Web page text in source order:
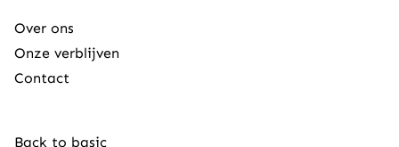
Over ons
Onze verblijven
Contact
Back to basic